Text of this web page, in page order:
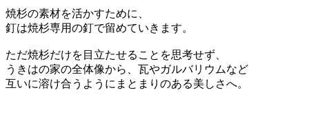
焼杉の素材を活かすために、
釘は焼杉専用の釘で留めていきます。
ただ焼杉だけを目立たせることを思考せず、
うきはの家の全体像から、瓦やガルバリウムなど
互いに溶け合うようにまとまりのある美しさへ。